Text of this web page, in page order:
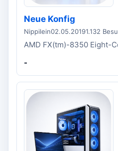
Neue Konfig
Nippilein02.05.20191.132
AMD FX(tm)-8350 Eight-
-